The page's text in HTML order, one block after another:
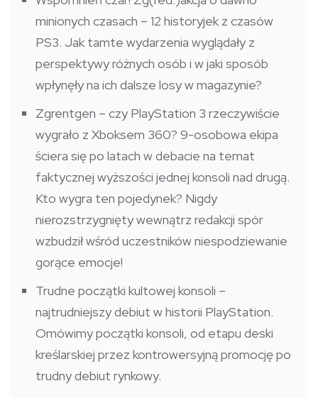
minionych czasach – 12 historyjek z czasów
PS3. Jak tamte wydarzenia wyglądały z
perspektywy różnych osób i w jaki sposób
wpłynęły na ich dalsze losy w magazynie?
Zgrentgen – czy PlayStation 3 rzeczywiście
wygrało z Xboksem 360? 9-osobowa ekipa
ściera się po latach w debacie na temat
faktycznej wyższości jednej konsoli nad drugą.
Kto wygra ten pojedynek? Nigdy
nierozstrzygnięty wewnątrz redakcji spór
wzbudził wśród uczestników niespodziewanie
gorące emocje!
Trudne początki kultowej konsoli –
najtrudniejszy debiut w historii PlayStation.
Omówimy początki konsoli, od etapu deski
kreślarskiej przez kontrowersyjną promocję po
trudny debiut rynkowy.